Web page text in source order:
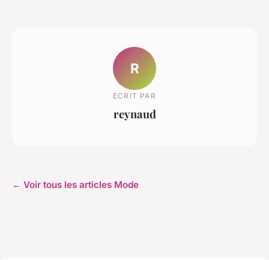
R
ECRIT PAR
reynaud
← Voir tous les articles Mode